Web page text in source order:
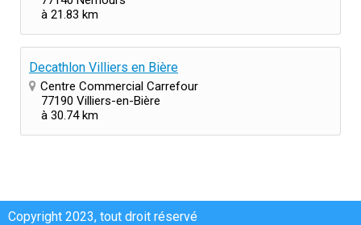
à 21.83 km
Decathlon Villiers en Bière
Centre Commercial Carrefour
77190 Villiers-en-Bière
à 30.74 km
Copyright 2023, tout droit réservé